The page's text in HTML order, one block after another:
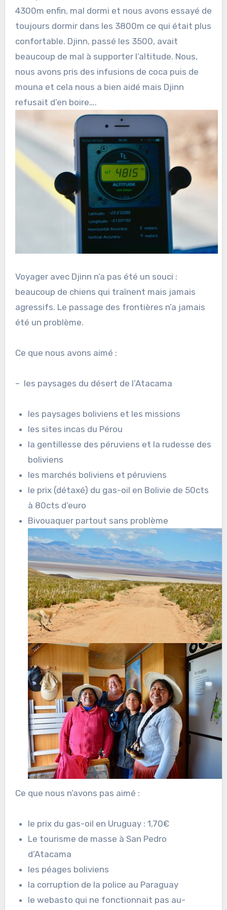
4300m enfin, mal dormi et nous avons essayé de
toujours dormir dans les 3800m ce qui était plus
confortable. Djinn, passé les 3500, avait
beaucoup de mal à supporter l’altitude. Nous,
nous avons pris des infusions de coca puis de
mouna et cela nous a bien aidé mais Djinn
refusait d’en boire….
Voyager avec Djinn n’a pas été un souci :
beaucoup de chiens qui traînent mais jamais
agressifs. Le passage des frontières n’a jamais
été un problème.
Ce que nous avons aimé :
– les paysages du désert de l’Atacama
les paysages boliviens et les missions
les sites incas du Pérou
la gentillesse des péruviens et la rudesse des
boliviens
les marchés boliviens et péruviens
le prix (détaxé) du gas-oil en Bolivie de 50cts
à 80cts d’euro
Bivouaquer partout sans problème
Ce que nous n’avons pas aimé :
le prix du gas-oil en Uruguay : 1,70€
Le tourisme de masse à San Pedro
d’Atacama
les péages boliviens
la corruption de la police au Paraguay
le webasto qui ne fonctionnait pas au-